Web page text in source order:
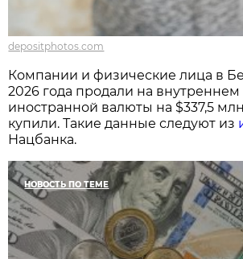
depositphotos.com
Компании и физические лица в
2026 года продали на
иностранной валюты на $337,5
купили. Такие данные следуют из
Нацбанка.
НОВОСТЬ ПО ТЕМЕ